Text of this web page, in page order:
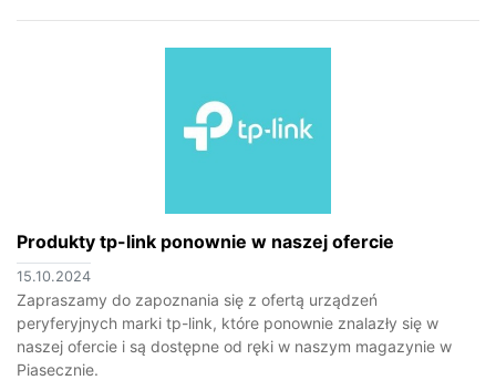
Produkty tp-link ponownie w naszej ofercie
15.10.2024
Zapraszamy do zapoznania się z ofertą urządzeń
peryferyjnych marki tp-link, które ponownie znalazły się w
naszej ofercie i są dostępne od ręki w naszym magazynie w
Piasecznie.